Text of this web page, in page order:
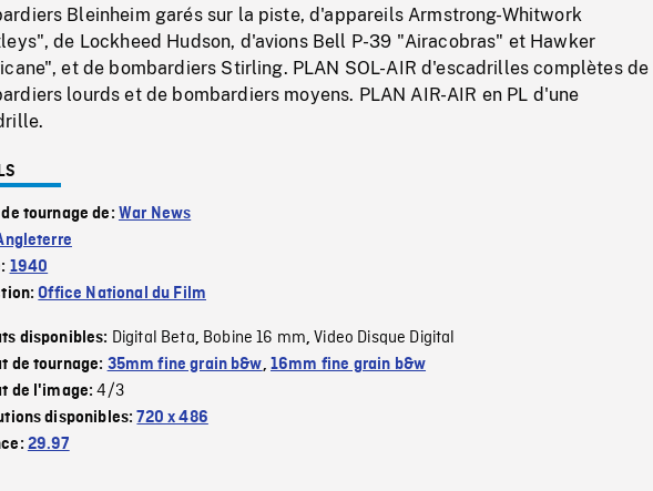
Bleinheim garés sur la piste, d'appareils Armstrong-Whitwork
de Lockheed Hudson, d'avions Bell P-39 "Airacobras" et Hawker
et de bombardiers Stirling. PLAN SOL-AIR d'escadrilles complètes de
lourds et de bombardiers moyens. PLAN AIR-AIR en PL d'une
tournage de: War News
1940
Office National du Film
disponibles: Digital Beta, Bobine 16 mm,Video Disque Digital
de tournage: 35mm fine grain b&w, 16mm fine grain b&w
de l'image:4/3
disponibles:720 x 486
29.97